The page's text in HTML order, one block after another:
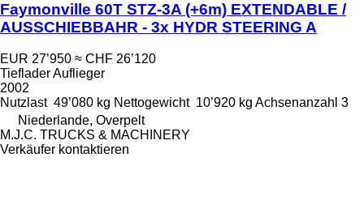
Faymonville 60T STZ-3A (+6m) EXTENDABLE /
AUSSCHIEBBAHR - 3x HYDR STEERING A
EUR 27’950 ≈ CHF 26’120
Tieflader Auflieger
2002
Nutzlast 49’080 kg Nettogewicht 10’920 kg Achsenanzahl 3
Niederlande, Overpelt
M.J.C. TRUCKS & MACHINERY
Verkäufer kontaktieren